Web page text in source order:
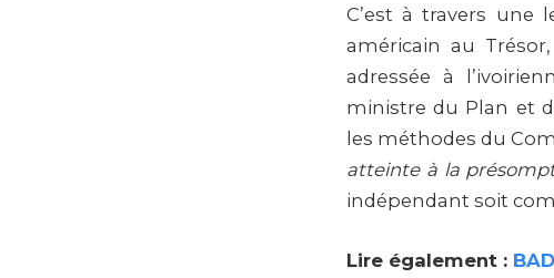
C’est à travers une
américain au
adressée à
ministre du Plan et
les méthodes du
atteinte à la
indépendant soit
Lire également :